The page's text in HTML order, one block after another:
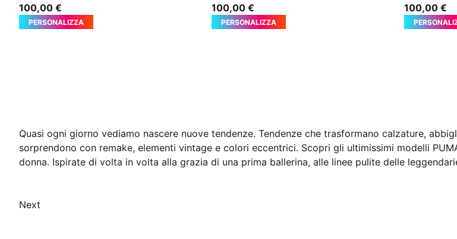
100,00 €
PERSONALIZZA
100,00 €
PERSONALIZZA
100,00 €
Quasi ogni giorno vediamo nascere nuove tendenze. Tendenze che trasformano calzature,
sorprendono con remake, elementi vintage e colori eccentrici. Scopri gli ultimissimi modelli
donna. Ispirate di volta in volta alla grazia di una prima ballerina, alle linee pulite delle
Next